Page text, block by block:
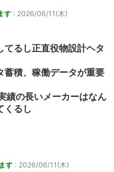
す : 2026/06/11(木)
てるし正直役物設計ヘタ
蓄積、稼働データが重要
績の長いメーカーはなん
くるし
す : 2026/06/11(木)